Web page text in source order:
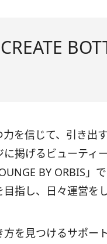
を信じて、引き出
掲げるビューティ
BY ORBIS」
指し、日々運営をし
を見つけるサポー